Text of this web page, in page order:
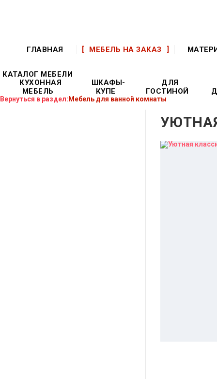
ГЛАВНАЯ МЕБЕЛЬ НА ЗАКАЗ
КАТАЛОГ МЕБЕЛИ
КУХОННАЯ
МЕБЕЛЬ
ШКАФЫ-
КУПЕ
ДЛЯ
ГОСТИНОЙ
Вернуться в раздел: Мебель для ванной комнаты